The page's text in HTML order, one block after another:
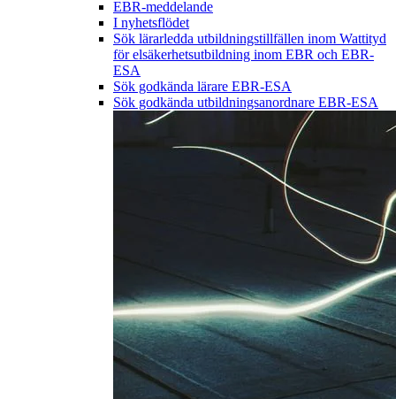
EBR-meddelande
I nyhetsflödet
Sök lärarledda utbildningstillfällen inom Wattityd
för elsäkerhetsutbildning inom EBR och EBR-
ESA
Sök godkända lärare EBR-ESA
Sök godkända utbildningsanordnare EBR-ESA